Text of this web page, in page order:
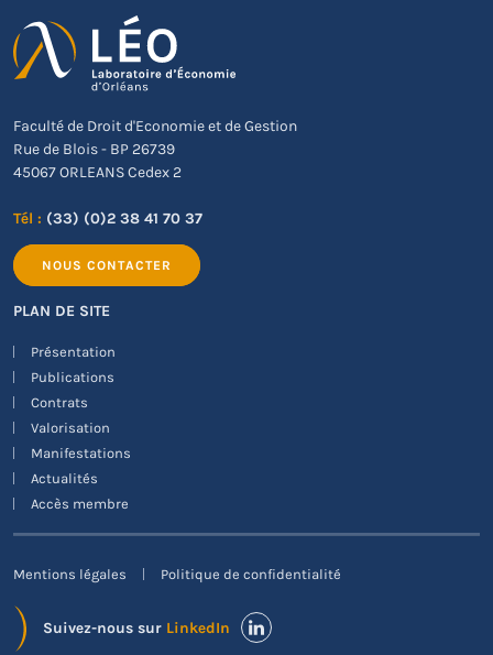
Faculté de Droit d'Economie et de Gestion
Rue de Blois - BP 26739
45067 ORLEANS Cedex 2
Tél : (33) (0)2 38 41 70 37
NOUS CONTACTER
PLAN DE SITE
Présentation
Publications
Contrats
Valorisation
Manifestations
Actualités
Accès membre
Mentions légales Politique de confidentialité
Suivez-nous sur LinkedIn